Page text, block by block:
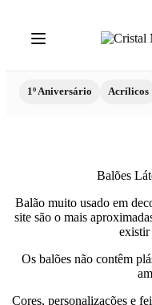
1º Aniversário Acrílicos
Balões
Balão muito usado em
site são o mais
existir
Os balões não contêm
Cores, personalizações e